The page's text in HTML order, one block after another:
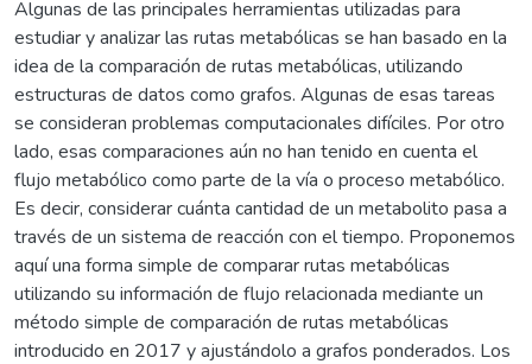
Algunas de las principales herramientas utilizadas para
estudiar y analizar las rutas metabólicas se han basado en la
idea de la comparación de rutas metabólicas, utilizando
estructuras de datos como grafos. Algunas de esas tareas
se consideran problemas computacionales difíciles. Por otro
lado, esas comparaciones aún no han tenido en cuenta el
flujo metabólico como parte de la vía o proceso metabólico.
Es decir, considerar cuánta cantidad de un metabolito pasa a
través de un sistema de reacción con el tiempo. Proponemos
aquí una forma simple de comparar rutas metabólicas
utilizando su información de flujo relacionada mediante un
método simple de comparación de rutas metabólicas
introducido en 2017 y ajustándolo a grafos ponderados. Los